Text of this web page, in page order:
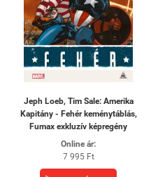
Jeph Loeb, Tim Sale: Amerika
Kapitány - Fehér keménytáblás,
Fumax exkluzív képregény
Online ár:
7 995 Ft